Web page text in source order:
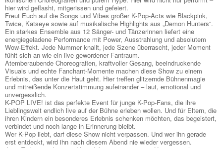
hier wird geflasht, mitgerissen und gefeiert.
Freut Euch auf die Songs und Vibes großer K-Pop-Acts wie Blackpink,
Twice, Katseye sowie auf musikalische Highlights aus „Demon Hunters“.
Ein starkes Ensemble aus 12 Sänger- und Tänzerinnen liefert eine
energiegeladene Performance mit Power, Ausstrahlung und absolutem
Wow-Effekt. Jede Nummer knallt, jede Szene überrascht, jeder Moment
fühlt sich an wie ein live gewordener Fantraum.
Atemberaubende Choreografien, kraftvoller Gesang, beeindruckende
Visuals und echte Fanchant-Momente machen diese Show zu einem
Erlebnis, das unter die Haut geht. Hier treffen glitzernde Bühnenmagie
und mitreißende Konzertstimmung aufeinander – laut, emotional und
unvergesslich.
K-POP LIVE! ist das perfekte Event für junge K-Pop-Fans, die ihre
Lieblingswelt endlich live auf der Bühne erleben wollen. Und für Eltern, die
ihren Kindern ein besonderes Erlebnis schenken möchten, das begeistert,
verbindet und noch lange in Erinnerung bleibt.
Wer K-Pop liebt, darf diese Show nicht verpassen. Und wer ihn gerade
erst entdeckt, wird ihn nach diesem Abend nie wieder vergessen.